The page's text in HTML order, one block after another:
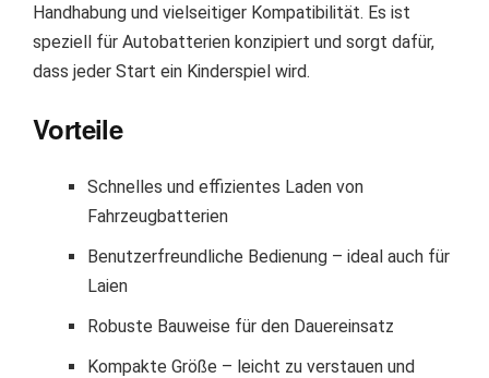
Handhabung und vielseitiger Kompatibilität. Es ist
speziell für Autobatterien konzipiert und sorgt dafür,
dass jeder Start ein Kinderspiel wird.
Vorteile
Schnelles und effizientes Laden von
Fahrzeugbatterien
Benutzerfreundliche Bedienung – ideal auch für
Laien
Robuste Bauweise für den Dauereinsatz
Kompakte Größe – leicht zu verstauen und